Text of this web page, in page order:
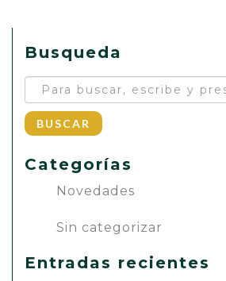
Busqueda
BUSCAR
Categorías
Novedades
Sin categorizar
Entradas recientes